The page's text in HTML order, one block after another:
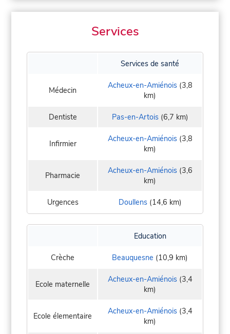
Services
Services de santé
Médecin Acheux-en-Amiénois(3,8
km)
Dentiste Pas-en-Artois(6,7 km)
Infirmier Acheux-en-Amiénois(3,8
km)
Pharmacie Acheux-en-Amiénois(3,6
km)
Urgences Doullens(14,6 km)
Education
Crèche Beauquesne (10,9 km)
Ecole maternelle Acheux-en-Amiénois(3,4
km)
Ecole élementaire Acheux-en-Amiénois(3,4
km)